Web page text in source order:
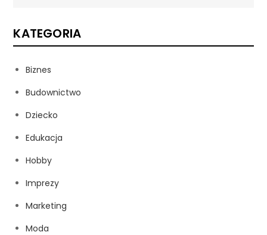
KATEGORIA
Biznes
Budownictwo
Dziecko
Edukacja
Hobby
Imprezy
Marketing
Moda